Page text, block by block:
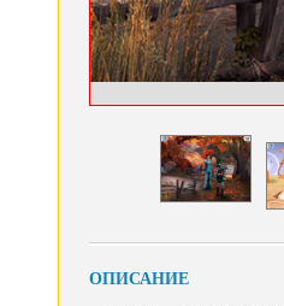
ОПИСАНИЕ